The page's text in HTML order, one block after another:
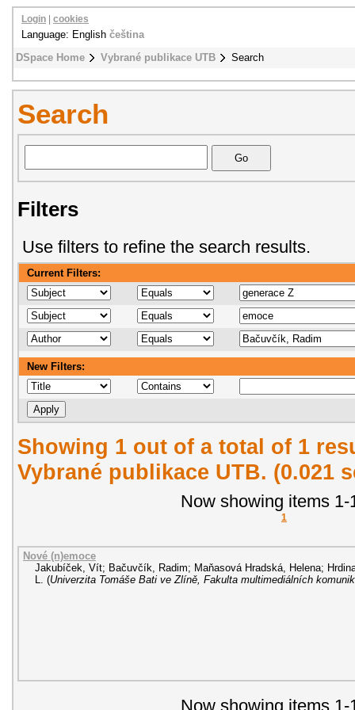
DSpace Home Vybrané publikace UTB Search
Login cookies
Language: English čeština
Search
Filters
Use filters to refine the search results.
Current Filters:
New Filters:
Showing 1 out of a total of 1
Vybrané publikace UTB. (0.021
Now showing items 1-
1
Nové (n)emoce
Jakubíček, Vít; Bačuvčík, Radim; Maňasová Hradská, Helena;
(Univerzita Tomáše Bati ve Zlíně, Fakulta multimediálních
Now showing items 1-